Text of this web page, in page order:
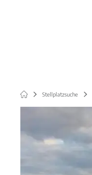
Stellplatzsuche